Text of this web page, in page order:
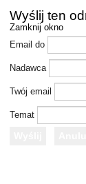
Wyślij ten
Zamknij okno
Email do
Nadawca
Twój email
Temat